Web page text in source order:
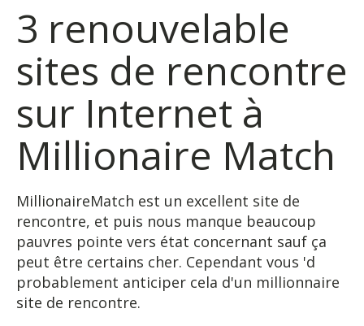
3 renouvelable
sites de rencontre
sur Internet à
Millionaire Match
MillionaireMatch est un excellent site de
rencontre, et puis nous manque beaucoup
pauvres pointe vers état concernant sauf ça
peut être certains cher. Cependant vous 'd
probablement anticiper cela d'un millionnaire
site de rencontre.